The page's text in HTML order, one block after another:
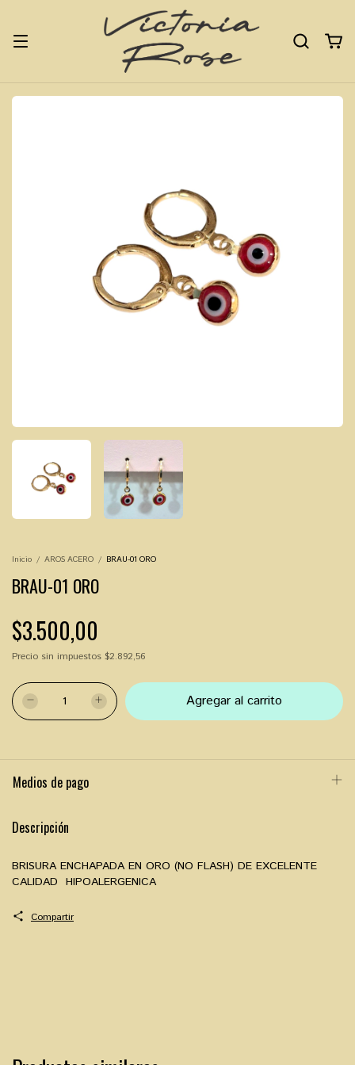
Inicio / AROS ACERO / BRAU-01 ORO
BRAU-01 ORO
$3.500,00
Precio sin impuestos $2.892,56
Medios de pago
Descripción
BRISURA ENCHAPADA EN ORO (NO FLASH) DE EXCELENTE
CALIDAD HIPOALERGENICA
Compartir